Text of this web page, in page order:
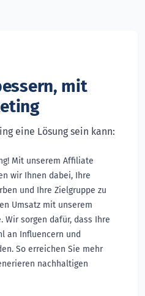
mit
eine Lösung sein kann:
Mit unserem Affiliate
wir Ihnen dabei, Ihre
und Ihre Zielgruppe zu
Umsatz mit unserem
Wir sorgen dafür, dass Ihre
an Influencern und
So erreichen Sie mehr
nachhaltigen